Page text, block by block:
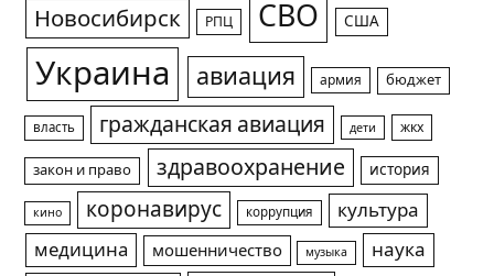
Новосибирск РПЦ СВО США
Украина авиация армия бюджет
власть гражданская авиация дети жкх
закон и право здравоохранение история
кино коронавирус коррупция
культура
медицина
мошенничество музыка
наука